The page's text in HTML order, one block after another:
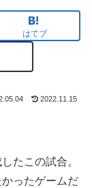
はてブ
2022.11.15
たこの試合。
ったゲームだ